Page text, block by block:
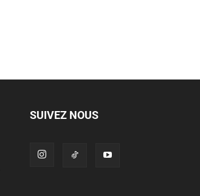
SUIVEZ NOUS